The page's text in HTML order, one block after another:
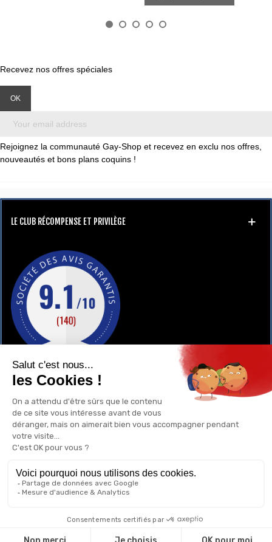
Recevez nos offres spéciales
Rejoignez la communauté Gay-Shop et recevez en exclu nos offres,
nouveautés et bons plans coquins !
LE CLUB RÉCOMPENSE ET PRIVILÈGE
UN RENSEIGNEMENT ?
POURQUOI ACHETER CHEZ NOUS ?